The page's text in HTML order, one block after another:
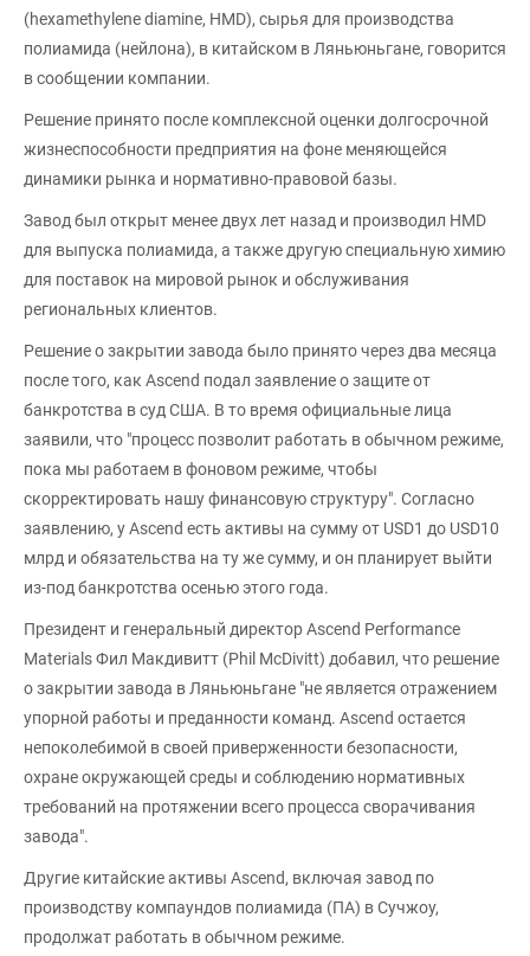
(hexamethylene diamine, HMD), сырья для производства
полиамида (нейлона), в китайском в Ляньюньгане, говорится
в сообщении компании.
Решение принято после комплексной оценки долгосрочной
жизнеспособности предприятия на фоне меняющейся
динамики рынка и нормативно-правовой базы.
Завод был открыт менее двух лет назад и производил HMD
для выпуска полиамида, а также другую специальную химию
для поставок на мировой рынок и обслуживания
региональных клиентов.
Решение о закрытии завода было принято через два месяца
после того, как Ascend подал заявление о защите от
банкротства в суд США. В то время официальные лица
заявили, что "процесс позволит работать в обычном режиме,
пока мы работаем в фоновом режиме, чтобы
скорректировать нашу финансовую структуру". Согласно
заявлению, у Ascend есть активы на сумму от USD1 до USD10
млрд и обязательства на ту же сумму, и он планирует выйти
из-под банкротства осенью этого года.
Президент и генеральный директор Ascend Performance
Materials Фил Макдивитт (Phil McDivitt) добавил, что решение
о закрытии завода в Ляньюньгане "не является отражением
упорной работы и преданности команд. Ascend остается
непоколебимой в своей приверженности безопасности,
охране окружающей среды и соблюдению нормативных
требований на протяжении всего процесса сворачивания
завода".
Другие китайские активы Ascend, включая завод по
производству компаундов полиамида (ПА) в Сучжоу,
продолжат работать в обычном режиме.